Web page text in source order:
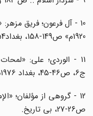
10 - آل فرعون؛ فریق مزهر:
1920م» ص149-158، بغداد1954م.
11 - الوردی؛ علی: «لمحات
12 - گروهی از مؤلفان؛
ص26-27، بی تاریخ.